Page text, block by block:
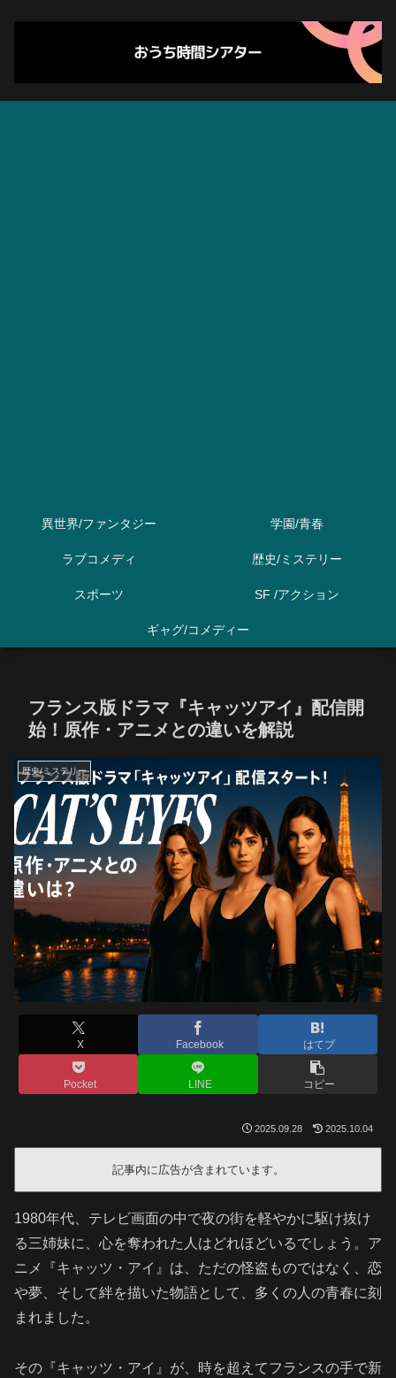
異世界/ファンタジー 学園/青春
ラブコメディ 歴史/ミステリー
スポーツ SF /アクション
ギャグ/コメディー
フランス版ドラマ『キャッツアイ』配信開
始！原作・アニメとの違いを解説
歴史/ミステリー
X Facebook はてブ
Pocket LINE コピー
2025.09.28 2025.10.04
記事内に広告が含まれています。
1980年代、テレビ画面の中で夜の街を軽やかに駆け抜け
る三姉妹に、心を奪われた人はどれほどいるでしょう。ア
ニメ『キャッツ・アイ』は、ただの怪盗ものではなく、恋
や夢、そして絆を描いた物語として、多くの人の青春に刻
まれました。
その『キャッツ・アイ』が、時を超えてフランスの手で新